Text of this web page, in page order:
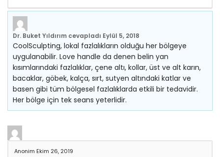
Dr. Buket Yıldırım cevapladı Eylül 5, 2018
CoolSculpting, lokal fazlalıkların olduğu her bölgeye
uygulanabilir. Love handle da denen belin yan
kısımlarındaki fazlalıklar, çene altı, kollar, üst ve alt karın,
bacaklar, göbek, kalça, sırt, sutyen altındaki katlar ve
basen gibi tüm bölgesel fazlalıklarda etkili bir tedavidir.
Her bölge için tek seans yeterlidir.
Anonim Ekim 26, 2019